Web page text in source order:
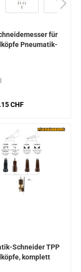
für
Pneumatik-
CHF
Schneider TPP
komplett